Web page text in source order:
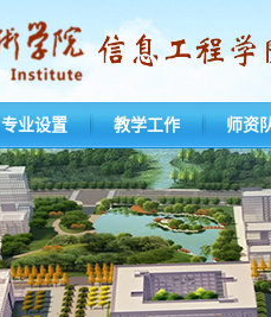
专业设置 教学工作 师资